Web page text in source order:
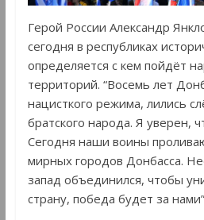
Герой России Александр
сегодня в республиках
определяется с кем пойдёт
территорий. “Восемь лет
нацисткого режима, лились
братского народа. Я уверен,
Сегодня наши воины
мирных городов Донбасса.
запад объединился, чтобы
страну, победа будет за